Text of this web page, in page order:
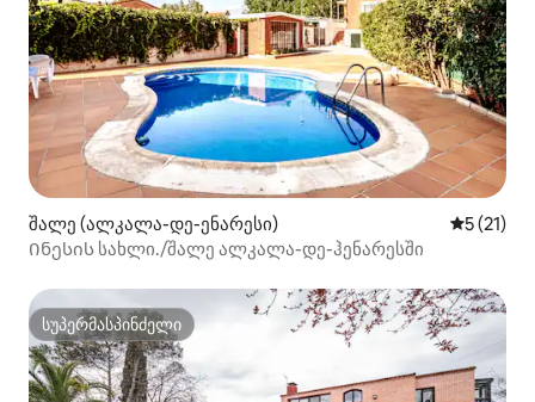
შალე (ალკალა-დე-ენარესი) საშუალო
5 (21)
Ინესის სახლი./შალე ალკალა-დე-ჰენარესში
სუპერმასპინძელი
სუპერმასპინძელი